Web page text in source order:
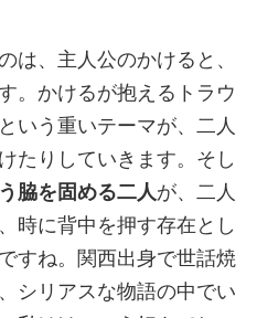
は、主人公のかけると、
。かけるが抱えるトラウ
いう重いテーマが、二人
たりしていきます。そし
脇を固める二人が、二人
時に背中を押す存在とし
すね。関西出身で世話焼
シリアスな物語の中でい